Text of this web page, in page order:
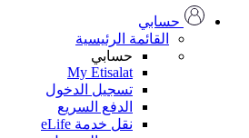
حسابي
القائمة الرئيسية
حسابي
My Etisalat
تسجيل الدخول
الدفع السريع
نقل خدمة eLife